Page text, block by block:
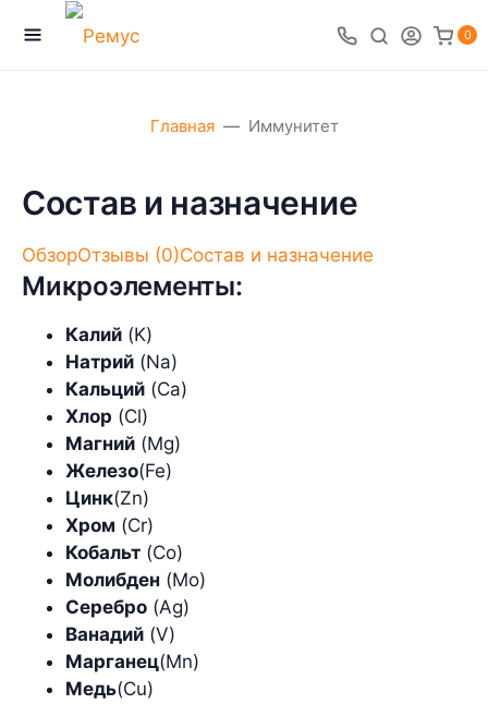
0
Главная Иммунитет
Состав и назначение
ОбзорОтзывы (0)Состав и назначение
Микроэлементы:
Калий (K)
Натрий (Na)
Кальций (Ca)
Хлор (Cl)
Магний (Mg)
Железо(Fe)
Цинк(Zn)
Хром (Cr)
Кобальт (Co)
Молибден (Mo)
Серебро (Ag)
Ванадий (V)
Марганец(Mn)
Медь(Cu)